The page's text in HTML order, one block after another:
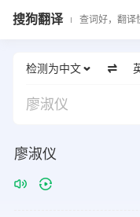
搜狗翻译 查词好，翻译
检测为中文
廖淑仪
廖淑仪